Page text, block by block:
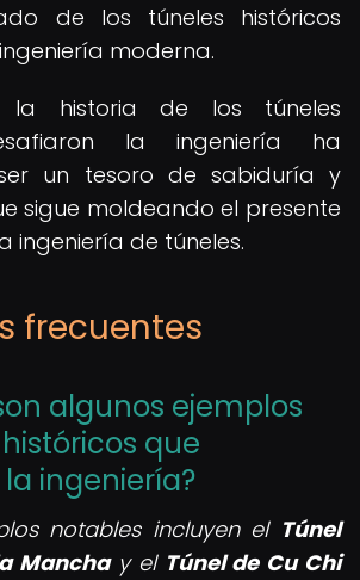
de los túneles históricos
moderna.
la historia de los túneles
la ingeniería ha
un tesoro de sabiduría y
sigue moldeando el presente
ingeniería de túneles.
frecuentes
algunos ejemplos
que
ingeniería?
notables incluyen el Túnel
Manchay el Túnel de Cu Chi